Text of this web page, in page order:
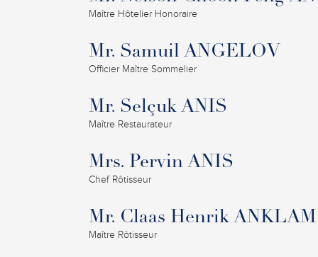
Maître Hôtelier Honoraire
Mr. Samuil ANGELOV
Officier Maître Sommelier
Mr. Selçuk ANIS
Maître Restaurateur
Mrs. Pervin ANIS
Chef Rôtisseur
Mr. Claas Henrik ANKLAM
Maître Rôtisseur